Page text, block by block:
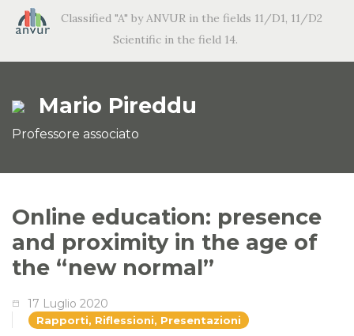
Classified "A" by ANVUR in the fields 11/D1, 11/D2
Scientific in the field 14.
Mario Pireddu
Professore associato
Online education: presence
and proximity in the age of
the “new normal”
17 Luglio 2020
Rapporti, Riflessioni, Presentazioni